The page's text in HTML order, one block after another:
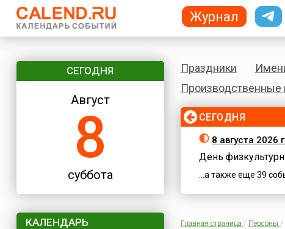
СЕГОДНЯ
Август
8
суббота
КАЛЕНДАРЬ
Праздники
Производственные
СЕГОДНЯ
8 августа 2026
День
...а также еще 39
Главная страница / Персоны /
Журнал